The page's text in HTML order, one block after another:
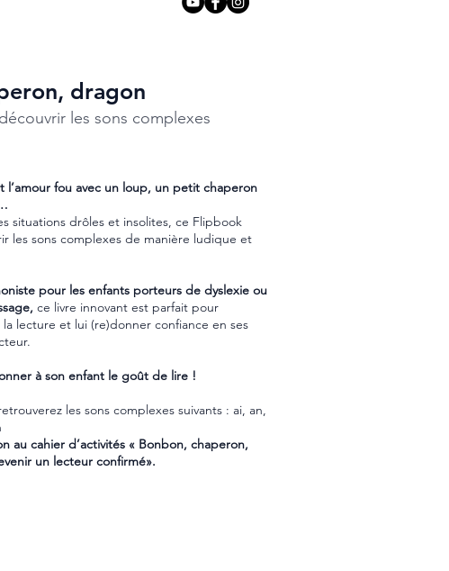
dragon
les sons complexes
l’amour fou avec un loup, un petit chaperon
situations drôles et insolites, ce Flipbook
les sons complexes de manière ludique et
pour les enfants porteurs de dyslexie ou
ce livre innovant est parfait pour
la lecture et lui (re)donner confiance en ses
à son enfant le goût de lire !
les sons complexes suivants : ai, an,
au cahier d’activités « Bonbon, chaperon,
un lecteur confirmé».